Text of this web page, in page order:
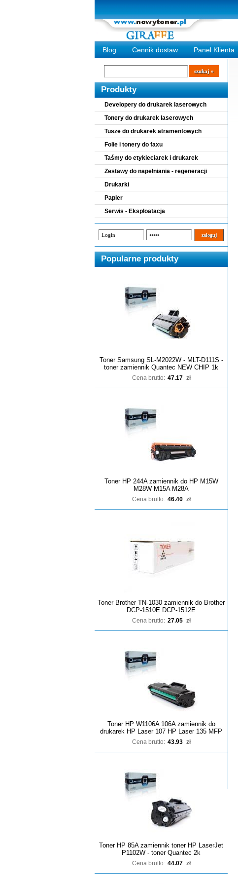
Blog Cennik dostaw Panel Klienta
Wyszukiwarka
szukaj
Produkty
Developery do drukarek laserowych
Tonery do drukarek laserowych
Tusze do drukarek atramentowych
Folie i tonery do faxu
Taśmy do etykieciarek i drukarek
Zestawy do napełniania - regeneracji
Drukarki
Papier
Serwis - Eksploatacja
Popularne produkty
Toner Samsung SL-M2022W - MLT-D111S -
toner zamiennik Quantec NEW CHIP 1k
Cena brutto: 47.17 zł
Toner HP 244A zamiennik do HP M15W
M28W M15A M28A
Cena brutto: 46.40 zł
Toner Brother TN-1030 zamiennik do Brother
DCP-1510E DCP-1512E
Cena brutto: 27.05 zł
Toner HP W1106A 106A zamiennik do
drukarek HP Laser 107 HP Laser 135 MFP
Cena brutto: 43.93 zł
Toner HP 85A zamiennik toner HP LaserJet
P1102W - toner Quantec 2k
Cena brutto: 44.07 zł